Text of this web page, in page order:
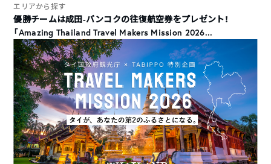
エリアから探す
優勝チームは成田-バンコクの往復航空券をプレゼント！
「Amazing Thailand Travel Makers Mission 2026...